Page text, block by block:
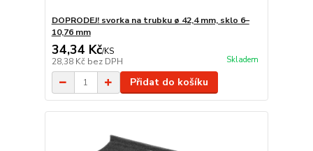
DOPRODEJ! svorka na trubku ø 42,4 mm, sklo 6–
10,76 mm
34,34 Kč/KS
28,38 Kč bez DPH Skladem
Přidat do košíku